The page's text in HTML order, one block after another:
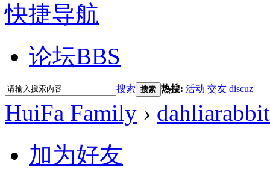
快捷导航
论坛BBS
搜索 搜索 热搜: 活动 交友 discuz
HuiFa Family ›
加为好友